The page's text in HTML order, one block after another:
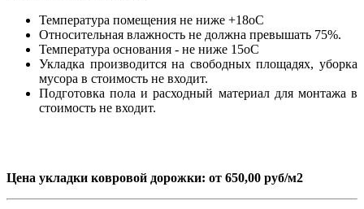
Температура помещения не ниже +18оС
Относительная влажность не должна превышать 75%.
Температура основания - не ниже 15оС
Укладка производится на свободных площадях, уборка
мусора в стоимость не входит.
Подготовка пола и расходный материал для монтажа в
стоимость не входит.
Цена укладки ковровой дорожки: от 650,00 руб/м2